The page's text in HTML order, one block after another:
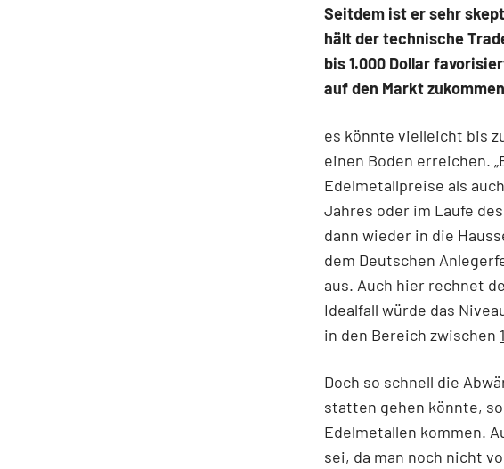
Seitdem ist er sehr
hält der technische
bis 1.000 Dollar
auf den Markt
es könnte vielleicht bis
einen Boden erreichen.
Edelmetallpreise als
Jahres oder im Laufe
dann wieder in die
dem Deutschen
aus. Auch hier rechnet
Idealfall würde das
in den Bereich zwischen
Doch so schnell die
statten gehen könnte,
Edelmetallen kommen.
sei, da man noch nicht